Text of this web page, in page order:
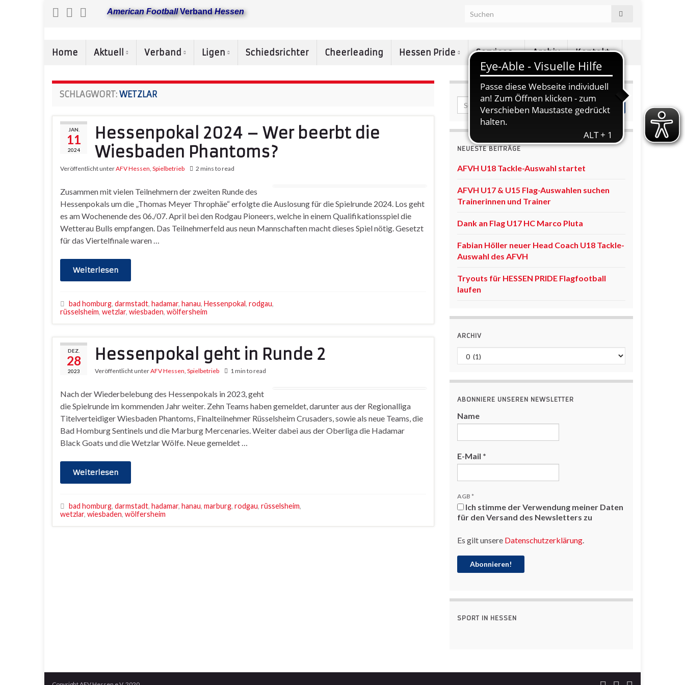
American FootballVerbandHessen
Home Aktuell Verband Ligen Schiedsrichter Cheerleading Hessen Pride Services Archiv Kontakt
SCHLAGWORT: WETZLAR
JAN.
11
2024
Hessenpokal 2024 – Wer beerbt die
Wiesbaden Phantoms?
Veröffentlicht unterAFV Hessen, Spielbetrieb 2 mins to read
Zusammen mit vielen Teilnehmern der zweiten Runde des
Hessenpokals um die „Thomas Meyer Throphäe“ erfolgte die Auslosung für die Spielrunde 2024. Los geht
es am Wochenende des 06./07. April bei den Rodgau Pioneers, welche in einem Qualifikationsspiel die
Wetterau Bulls empfangen. Das Teilnehmerfeld aus neun Mannschaften macht dieses Spiel nötig. Gesetzt
für das Viertelfinale waren …
Weiterlesen
bad homburg, darmstadt, hadamar, hanau, Hessenpokal, rodgau,
rüsselsheim, wetzlar, wiesbaden, wölfersheim
DEZ.
28
2023
Hessenpokal geht in Runde 2
Veröffentlicht unterAFV Hessen, Spielbetrieb 1 min to read
Nach der Wiederbelebung des Hessenpokals in 2023, geht
die Spielrunde im kommenden Jahr weiter. Zehn Teams haben gemeldet, darunter aus der Regionalliga
Titelverteidiger Wiesbaden Phantoms, Finalteilnehmer Rüsselsheim Crusaders, sowie als neue Teams, die
Bad Homburg Sentinels und die Marburg Mercenaries. Weiter dabei aus der Oberliga die Hadamar
Black Goats und die Wetzlar Wölfe. Neue gemeldet …
Weiterlesen
bad homburg, darmstadt, hadamar, hanau, marburg, rodgau, rüsselsheim,
wetzlar, wiesbaden, wölfersheim
NEUESTE BEITRÄGE
AFVH U18 Tackle-Auswahl startet
AFVH U17 & U15 Flag-Auswahlen suchen
Trainerinnen und Trainer
Dank an Flag U17 HC Marco Pluta
Fabian Höller neuer Head Coach U18 Tackle-
Auswahl des AFVH
Tryouts für HESSEN PRIDE Flagfootball
laufen
ARCHIV
Archiv
ABONNIERE UNSEREN NEWSLETTER
Name
E-Mail *
AGB *
Ich stimme der Verwendung meiner Daten
für den Versand des Newsletters zu
Es gilt unsere Datenschutzerklärung.
SPORT IN HESSEN